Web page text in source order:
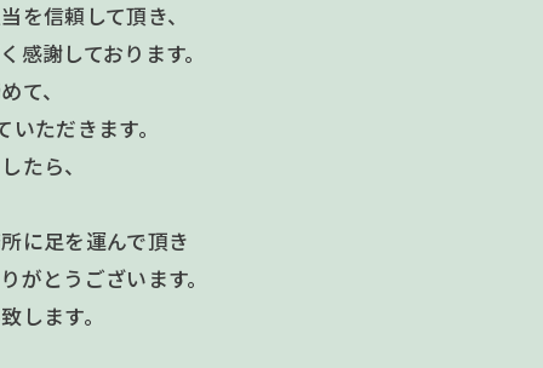
を信頼して頂き、
感謝しております。
て、
ただきます。
たら、
に足を運んで頂き
がとうございます。
します。